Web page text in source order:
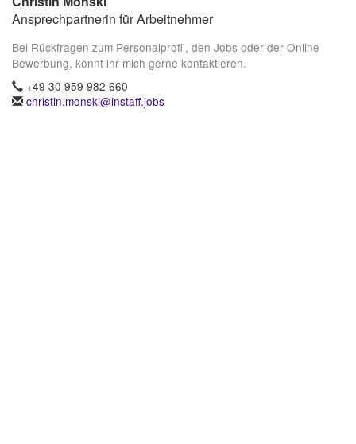
Ansprechpartnerin für Arbeitnehmer
Bei Rückfragen zum Personalprofil, den Jobs oder der Online
Bewerbung, könnt ihr mich gerne kontaktieren.
+49 30 959 982 660
christin.monski@instaff.jobs